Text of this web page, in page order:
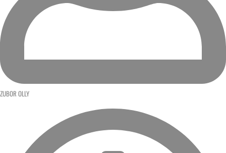
ZUBOR OLLY